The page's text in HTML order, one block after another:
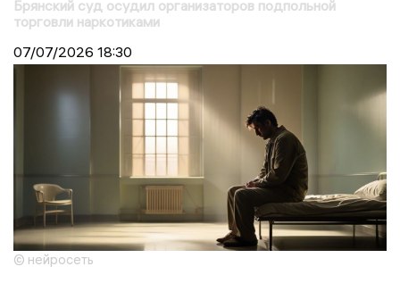
Брянский суд осудил организаторов подпольной
торговли наркотиками
07/07/2026 18:30
© нейросеть